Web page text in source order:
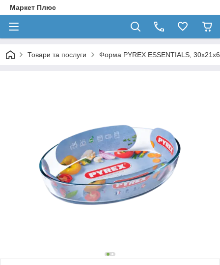
Маркет Плюс
Товари та послуги Форма PYREX ESSENTIALS,